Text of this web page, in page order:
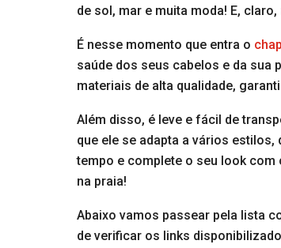
de sol, mar e muita moda! E,
É nesse momento que entra o
saúde dos seus cabelos e da sua
materiais de alta qualidade,
Além disso, é leve e fácil de
que ele se adapta a vários estilos,
tempo e complete o seu look
na praia!
Abaixo vamos passear pela lista
de verificar os links